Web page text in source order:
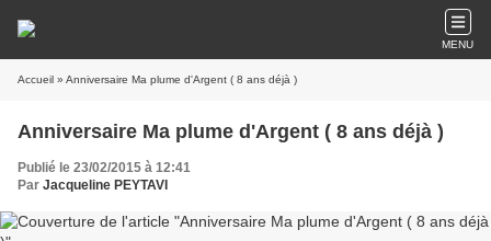
MENU
Accueil » Anniversaire Ma plume d'Argent ( 8 ans déjà )
Anniversaire Ma plume d'Argent ( 8 ans déjà )
Publié le 23/02/2015 à 12:41
Par Jacqueline PEYTAVI